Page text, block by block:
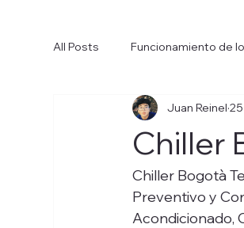
All Posts Funcionamiento de
Cómo Elegir el Cuarto Frío
Funcionamiento de los
Chiller
Juan Reinel
Chiller Bogotà
Preventivo y
Acondicionado,